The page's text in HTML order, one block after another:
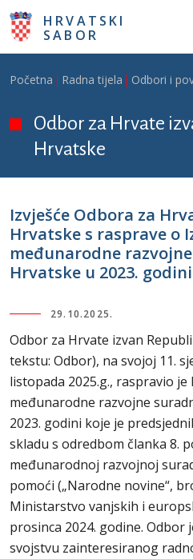
Skoči na glavni sadržaj
HRVATSKI
SABOR
Breadcrumb
Početna Radna tijela Odbori i
Odbor za Hrvate
Hrvatske
Izvješće Odbora za
Hrvatske s rasprave o
međunarodne
Hrvatske u 2023. godini
29.10.2025.
Odbor za Hrvate izvan
tekstu: Odbor), na svojoj 11.
listopada 2025.g., raspravio
međunarodne razvojne
2023. godini koje je
skladu s odredbom članka 8.
međunarodnoj razvojnoj
pomoći („Narodne novine“,
Ministarstvo vanjskih i
prosinca 2024. godine.
svojstvu zainteresiranog